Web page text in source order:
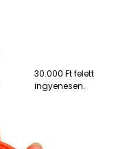
30.000 Ft felett
ingyenesen.